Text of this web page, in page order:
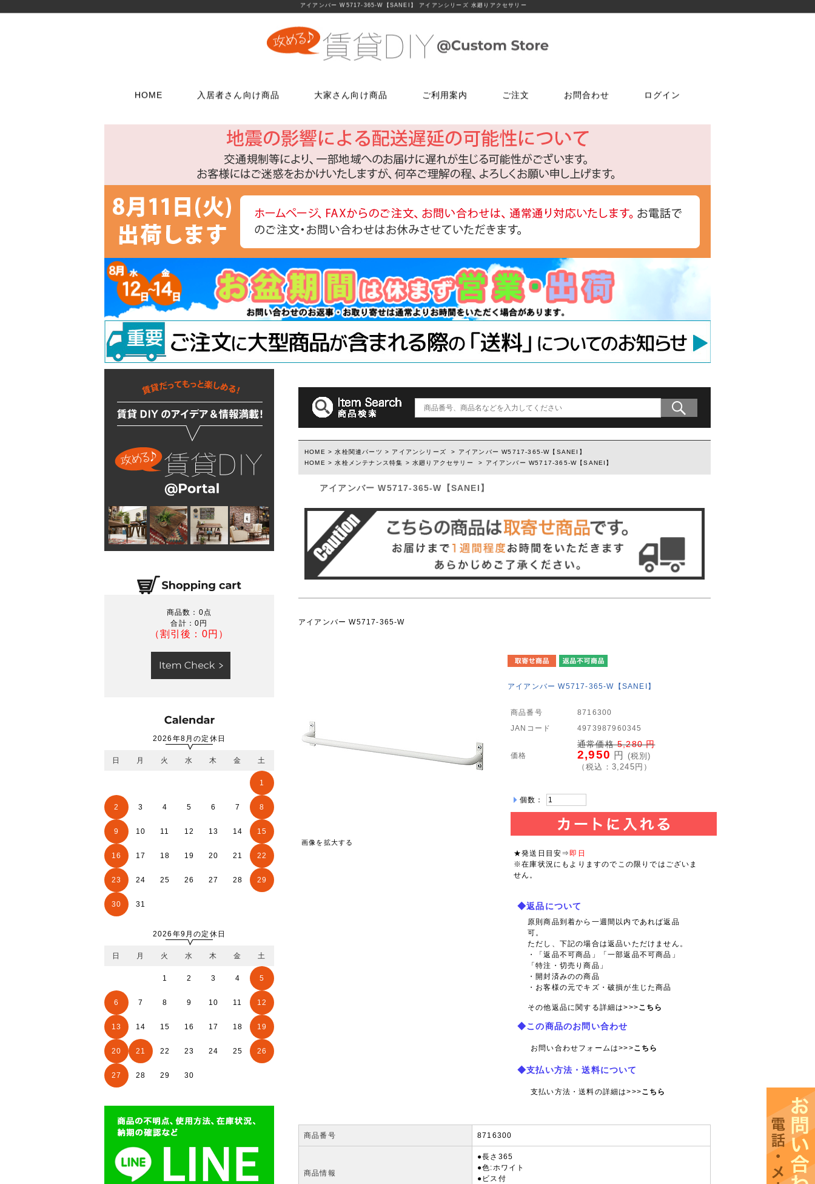
アイアンバー W5717-365-W【SANEI】 アイアンシリーズ 水廻りアクセサリー
HOME 入居者さん向け商品
ウォールステッカー
ラスティシリーズ
掃除・汚れ・サビ落し
扉・窓・家具に使う
つまみ
丁番
スイッチプレート
コンセントプレート
ダボ
あおり止め
吊り金具
固定金具
掛金
隅金
建築金物
床に使う
貼ってはがせるクッションフロア
フローリング補修グッズ
貼って剥がせるカーペットシート
ジョイントロック
水回りに使う
FiberFix(ファイバーフックス)
木材・材料
塗装済み木材UROCO
工具・道具
ローラー・ハケ
マスカー
その他道具類
反射・蓄光・フェルトテープ
接着剤
ゴムロープ・ゴムバンド
ビス・サブパーツ
ソーホースブラケット
テーブル脚
石膏ボード用アンカー
棚柱
コンクリート等用アンカー
1×4、2×4の木材専用連結金具
「ジョイントプレート」
かんたんあんしん珪藻土
取っ手(ダルトン)
つまみ(ダルトン)
フック(ダルトン)
ウィルス・菌除去シート
大家さん向け商品
トイレ用品
浴室用品
流し台所用品
洗面用品
配管部品
水廻りアクセサリー
鍵・ドアノブ交換パーツ
玄関扉の錠・ドアノブ
浴室用ドアノブ
室内用ドアノブ
トイレ用ドアノブ
室内用鍵付きドアノブ
ウィルス・菌除去シート
床に使う
貼ってはがせるクッションフロア
フローリング補修グッズ
貼って剥がせるカーペットシート
ジョイントロック
水回りに使う
特選商品
アルコールチェッカー
特注アミド
ご利用案内 ご注文
お電話でのご注文
06-6723-5060
カスタマーセンター
平日9：30～17：00
FAXでのご注文
06-7635-5174
FAX注文用紙はこちら
メールでのご注文はこちら
お問合わせ
問合わせフォーム
こちらから
お電話でのご注文
06-6723-5060
カスタマーセンター
平日9：30～17：00
LINEでお問合せは
こちらから友達追加
ログイン
商品数：0点
合計：0円
（割引後：0円）
2026年8月の定休日
日 月 火 水 木 金 土
1
2 3 4 5 6 7 8
9 10 11 12 13 14 15
16 17 18 19 20 21 22
23 24 25 26 27 28 29
30 31
2026年9月の定休日
日 月 火 水 木 金 土
1 2 3 4 5
6 7 8 9 10 11 12
13 14 15 16 17 18 19
20 21 22 23 24 25 26
27 28 29 30
HOME >水栓関連パーツ > アイアンシリーズ > アイアンバー W5717-365-W【SANEI】
HOME >水栓メンテナンス特集 >水廻りアクセサリー > アイアンバー W5717-365-W【SANEI】
アイアンバー W5717-365-W【SANEI】
アイアンバー W5717-365-W
画像を拡大する
アイアンバー W5717-365-W【SANEI】
商品番号
8716300
JANコード
4973987960345
価格
通常価格5,280円
2,950 円 (税別)
（税込： 3,245 円）
個数：
★発送日目安⇒ 即日
※在庫状況にもよりますのでこの限りではございま
せん。
◆返品について
原則商品到着から一週間以内であれば返品
可。
ただし、下記の場合は返品いただけません。
・「返品不可商品」「一部返品不可商品」
「特注・切売り商品」
・開封済みのの商品
・お客様の元でキズ・破損が生じた商品
その他返品に関する詳細は>>>こちら
◆この商品のお問い合わせ
お問い合わせフォームは>>>こちら
◆支払い方法・送料について
支払い方法・送料の詳細は>>>こちら
商品番号 8716300
商品情報
●長さ365
●色:ホワイト
●ビス付